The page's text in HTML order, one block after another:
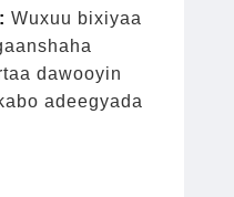
Wuxuu bixiyaa
dawooyin
adeegyada